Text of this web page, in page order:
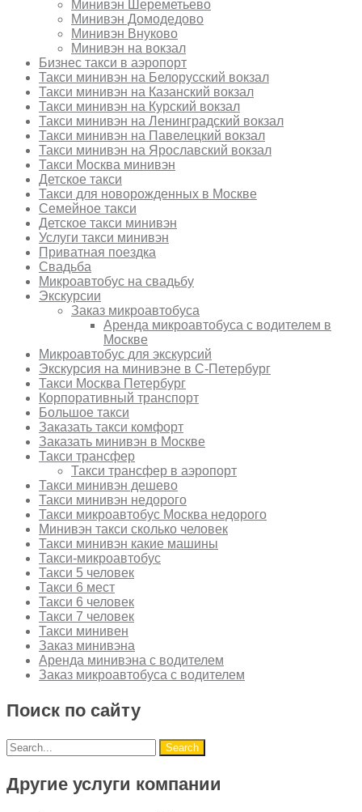
Минивэн Шереметьево
Минивэн Домодедово
Минивэн Внуково
Минивэн на вокзал
Бизнес такси в аэропорт
Такси минивэн на Белорусский вокзал
Такси минивэн на Казанский вокзал
Такси минивэн на Курский вокзал
Такси минивэн на Ленинградский вокзал
Такси минивэн на Павелецкий вокзал
Такси минивэн на Ярославский вокзал
Такси Москва минивэн
Детское такси
Такси для новорожденных в Москве
Семейное такси
Детское такси минивэн
Услуги такси минивэн
Приватная поездка
Свадьба
Микроавтобус на свадьбу
Экскурсии
Заказ микроавтобуса
Аренда микроавтобуса с водителем в
Москве
Микроавтобус для экскурсий
Экскурсия на минивэне в С-Петербург
Такси Москва Петербург
Корпоративный транспорт
Большое такси
Заказать такси комфорт
Заказать минивэн в Москве
Такси трансфер
Такси трансфер в аэропорт
Такси минивэн дешево
Такси минивэн недорого
Такси микроавтобус Москва недорого
Минивэн такси сколько человек
Такси минивэн какие машины
Такси-микроавтобус
Такси 5 человек
Такси 6 мест
Такси 6 человек
Такси 7 человек
Такси минивен
Заказ минивэна
Аренда минивэна с водителем
Заказ микроавтобуса с водителем
Поиск по сайту
Другие услуги компании